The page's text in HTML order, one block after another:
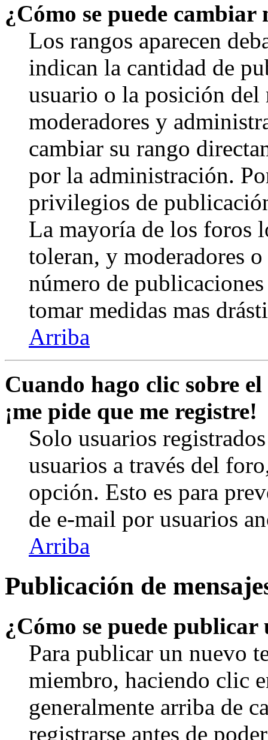
¿Cómo se puede cambiar
Los rangos aparecen
indican la cantidad de
usuario o la posición
moderadores y
cambiar su rango
por la administración.
privilegios de
La mayoría de los foros
toleran, y moderadores
número de
tomar medidas mas
Arriba
Cuando hago clic sobre
¡me pide que me registre!
Solo usuarios
usuarios a través del
opción. Esto es para
de e-mail por usuarios
Arriba
Publicación de
¿Cómo se puede
Para publicar un nuevo
miembro, haciendo clic
generalmente arriba de
registrarse antes de